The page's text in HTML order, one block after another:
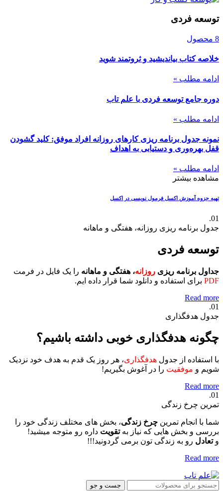
توسعه فردی
8 محصول
خلاصه کتاب بیاندیشید و ثروتمند شوید
ادامه مطلب »
دوره جامع توسعه فردی با علم تاب
ادامه مطلب »
نمونه جدول برنامه ریزی کارهای روزانه افراد موفق: کلید گشودن
قفل بهره‌وری و دستیابی به اهداف
ادامه مطلب »
مشاهده بیشتر
تهیه جزوه آموزش اکسل فرمول نویسی در اکسل
01.
جدول برنامه ریزی روزانه، هفتگی و ماهانه
توسعه فردی
جداول برنامه ریزی روزانه، هفتگی و ماهانه را یک فایل در فرمت
PDF برای استفاده و دانلود شما قرار داده ایم.
Read more
01.
جدول هدفگذاری
چگونه هدفگذاری خوبی داشته باشیم؟
با استفاده از جدول هدفگذاری، هر روز یک قدم به هدف خود نزدیک
شویم و موفقیت را در آغوش بگیریم!
Read more
01.
تمرین چرخ زندگی
شما با انجام تمرین چرخ زندگی، بخش های مختلف زندگی خود را
بررسی و بخش هایی که نیاز بهتقویت داره رو متوجه میشید!
وتعادل رو به زندگی تون برمی گردونید!!!
Read more
جست و جو